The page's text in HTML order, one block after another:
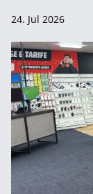
24. Jul 2026